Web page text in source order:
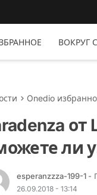
ВОКРУГ
Onedio
от
ли
esperanzzza-199-1 -
26.09.2018 - 13:14